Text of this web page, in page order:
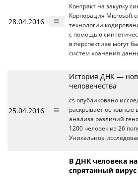
28.04.2016
Контракт на закупку
Корпорация Microsoft
технологии
с помощью
в перспективе могут
систем хранения
25.04.2016
История ДНК —
человечества
cs опубликовано
раскрывает
анализа различий
1200 человек из 26
Уникальное
В ДНК человека
спрятанный вирус